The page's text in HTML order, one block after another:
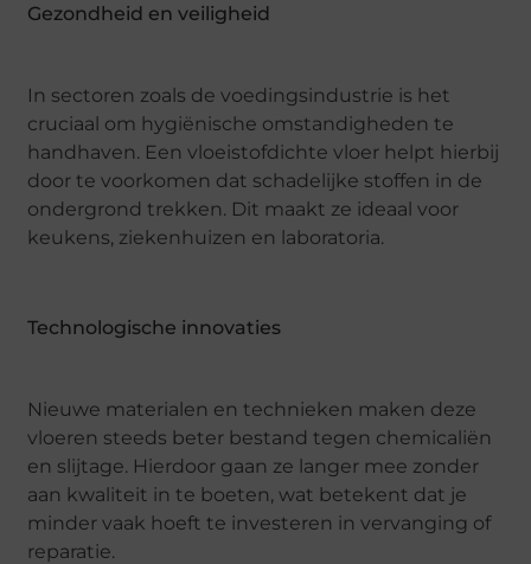
Gezondheid en veiligheid
In sectoren zoals de voedingsindustrie is het
cruciaal om hygiënische omstandigheden te
handhaven. Een vloeistofdichte vloer helpt hierbij
door te voorkomen dat schadelijke stoffen in de
ondergrond trekken. Dit maakt ze ideaal voor
keukens, ziekenhuizen en laboratoria.
Technologische innovaties
Nieuwe materialen en technieken maken deze
vloeren steeds beter bestand tegen chemicaliën
en slijtage. Hierdoor gaan ze langer mee zonder
aan kwaliteit in te boeten, wat betekent dat je
minder vaak hoeft te investeren in vervanging of
reparatie.